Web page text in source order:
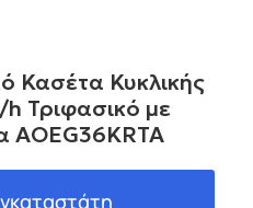
Κασέτα Κυκλικής
Τριφασικό με
AOΕG36KRTA